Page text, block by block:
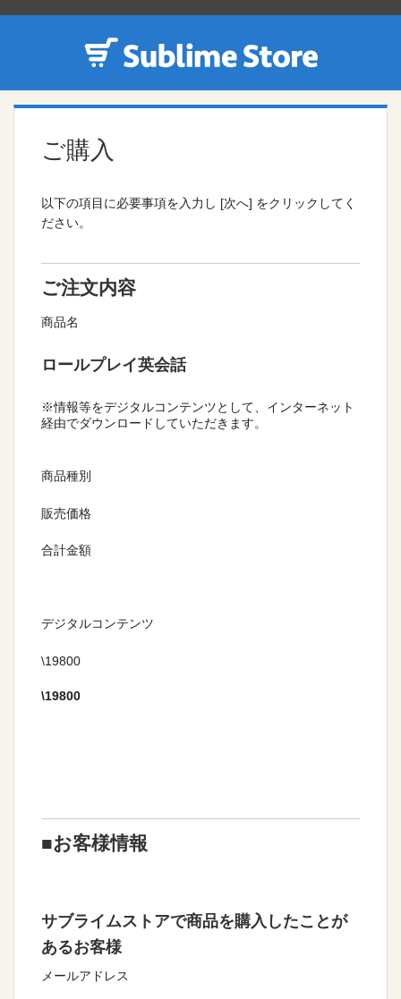
ご購入
以下の項目に必要事項を入力し [次へ] をクリックしてく
ださい。
ご注文内容
商品名
ロールプレイ英会話
※情報等をデジタルコンテンツとして、インターネット
経由でダウンロードしていただきます。
商品種別
販売価格
合計金額
デジタルコンテンツ
\19800
\19800
■お客様情報
サブライムストアで商品を購入したことが
あるお客様
メールアドレス